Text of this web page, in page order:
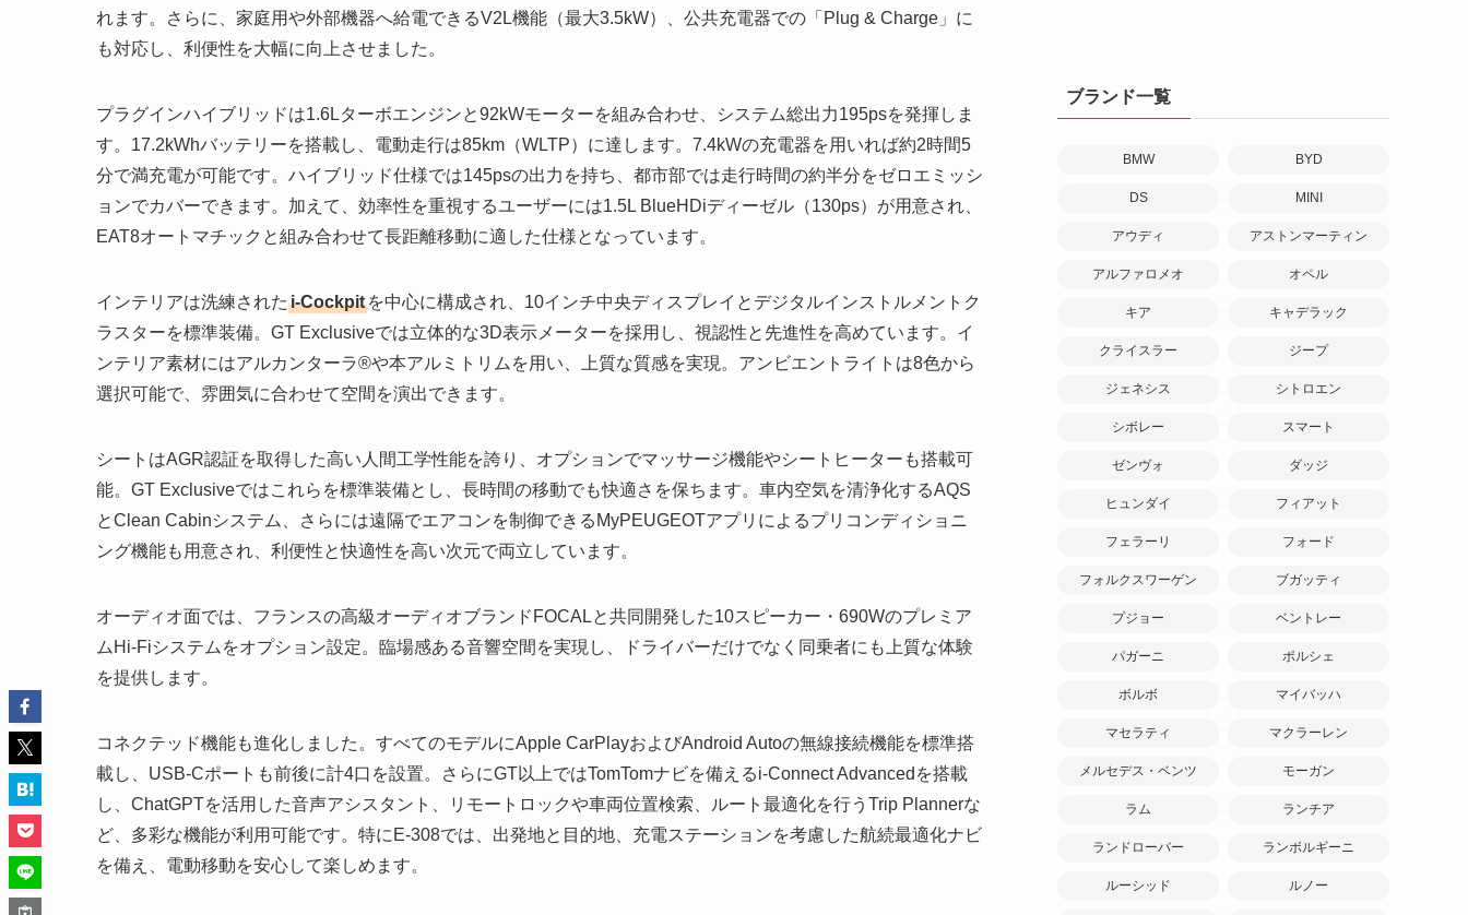
れます。さらに、家庭用や外部機器へ給電できるV2L機能（最大3.5kW）、公共充電器での「Plug & Charge」に
も対応し、利便性を大幅に向上させました。
プラグインハイブリッドは1.6Lターボエンジンと92kWモーターを組み合わせ、システム総出力195psを発揮しま
す。17.2kWhバッテリーを搭載し、電動走行は85km（WLTP）に達します。7.4kWの充電器を用いれば約2時間5
分で満充電が可能です。ハイブリッド仕様では145psの出力を持ち、都市部では走行時間の約半分をゼロエミッシ
ョンでカバーできます。加えて、効率性を重視するユーザーには1.5L BlueHDiディーゼル（130ps）が用意され、
EAT8オートマチックと組み合わせて長距離移動に適した仕様となっています。
インテリアは洗練された i-Cockpit を中心に構成され、10インチ中央ディスプレイとデジタルインストルメントク
ラスターを標準装備。GT Exclusiveでは立体的な3D表示メーターを採用し、視認性と先進性を高めています。イ
ンテリア素材にはアルカンターラ®や本アルミトリムを用い、上質な質感を実現。アンビエントライトは8色から
選択可能で、雰囲気に合わせて空間を演出できます。
シートはAGR認証を取得した高い人間工学性能を誇り、オプションでマッサージ機能やシートヒーターも搭載可
能。GT Exclusiveではこれらを標準装備とし、長時間の移動でも快適さを保ちます。車内空気を清浄化するAQS
とClean Cabinシステム、さらには遠隔でエアコンを制御できるMyPEUGEOTアプリによるプリコンディショニ
ング機能も用意され、利便性と快適性を高い次元で両立しています。
オーディオ面では、フランスの高級オーディオブランドFOCALと共同開発した10スピーカー・690Wのプレミア
ムHi-Fiシステムをオプション設定。臨場感ある音響空間を実現し、ドライバーだけでなく同乗者にも上質な体験
を提供します。
コネクテッド機能も進化しました。すべてのモデルにApple CarPlayおよびAndroid Autoの無線接続機能を標準搭
載し、USB-Cポートも前後に計4口を設置。さらにGT以上ではTomTomナビを備えるi-Connect Advancedを搭載
し、ChatGPTを活用した音声アシスタント、リモートロックや車両位置検索、ルート最適化を行うTrip Plannerな
ど、多彩な機能が利用可能です。特にE-308では、出発地と目的地、充電ステーションを考慮した航続最適化ナビ
を備え、電動移動を安心して楽しめます。
ブランド一覧
BMW BYD
DS MINI
アウディ アストンマーティン
アルファロメオ オペル
キア キャデラック
クライスラー ジープ
ジェネシス シトロエン
シボレー スマート
ゼンヴォ ダッジ
ヒュンダイ フィアット
フェラーリ フォード
フォルクスワーゲン ブガッティ
プジョー ベントレー
パガーニ ポルシェ
ボルボ マイバッハ
マセラティ マクラーレン
メルセデス・ベンツ モーガン
ラム ランチア
ランドローバー ランボルギーニ
ルーシッド ルノー